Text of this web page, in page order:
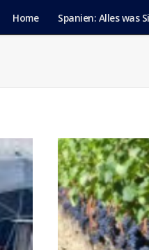
Home Spanien: Alles was